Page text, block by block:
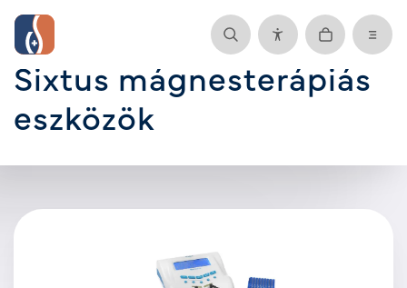
Sixtus mágnesterápiás
eszközök